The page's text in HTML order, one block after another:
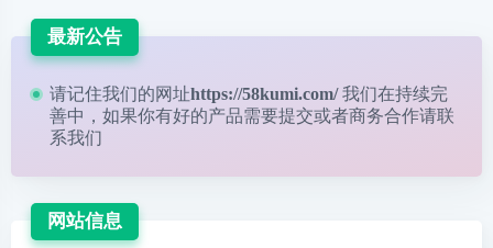
最新公告
请记住我们的网址https://58kumi.com/ 我们在持续完
善中，如果你有好的产品需要提交或者商务合作请联
系我们
网站信息